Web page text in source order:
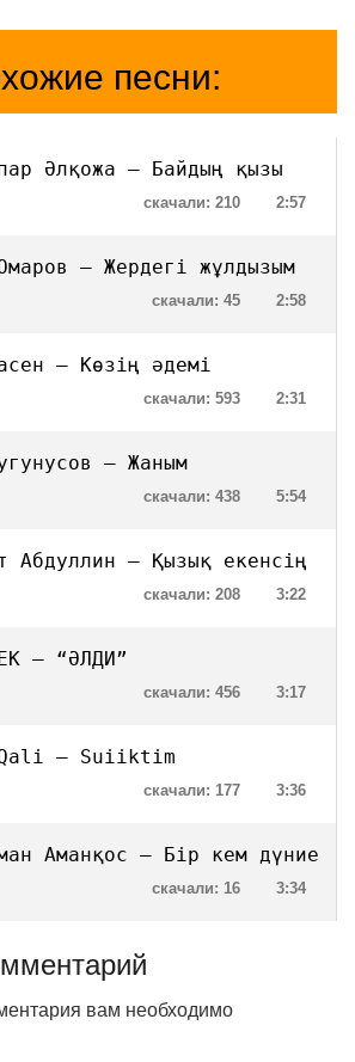
песни:
Әлқожа — Байдың қызы
2:57
скачали: 210
— Жердегі жұлдызым
2:58
скачали: 45
— Көзің әдемі
2:31
скачали: 593
— Жаным
5:54
скачали: 438
Абдуллин — Қызық екенсің
3:22
скачали: 208
— “ӘЛДИ”
3:17
скачали: 456
Qali — Suiiktim
3:36
скачали: 177
Аманқос — Бір кем дүние
3:34
скачали: 16
вам необходимо